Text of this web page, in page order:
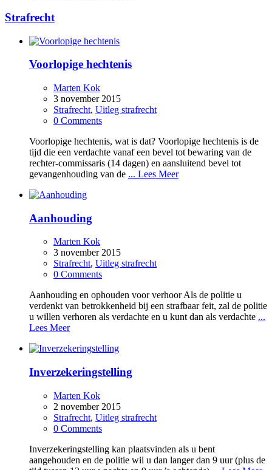
Strafrecht
Voorlopige hechtenis
Marten Kok
3 november 2015
Strafrecht, Uitleg strafrecht
0 Comments
Voorlopige hechtenis, wat is dat? Voorlopige hechtenis is de
tijd die een verdachte vanaf een bevel tot bewaring van de
rechter-commissaris (14 dagen) en aansluitend bevel tot
gevangenhouding van de ... Lees Meer
Aanhouding
Marten Kok
3 november 2015
Strafrecht, Uitleg strafrecht
0 Comments
Aanhouding en ophouden voor verhoor Als de politie u
verdenkt van betrokkenheid bij een strafbaar feit, zal de politie
u willen verhoren als verdachte en u kunt dan als verdachte ...
Lees Meer
Inverzekeringstelling
Marten Kok
2 november 2015
Strafrecht, Uitleg strafrecht
0 Comments
Inverzekeringstelling kan plaatsvinden als u bent
aangehouden en de politie wil u dan langer dan 9 uur (plus de